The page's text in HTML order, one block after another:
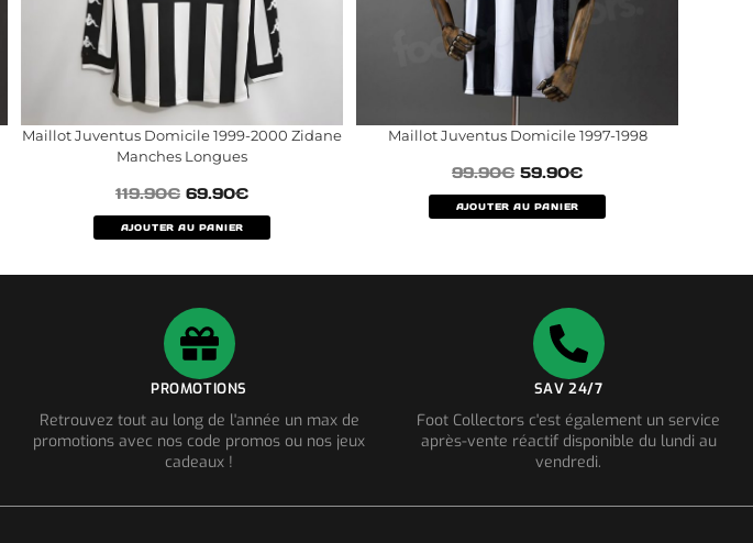
Maillot Juventus Domicile 1999-2000 Zidane
Manches Longues
119.90€ 69.90€
AJOUTER AU PANIER
Maillot Juventus Domicile 1997-1998
99.90€ 59.90€
AJOUTER AU PANIER
PROMOTIONS
Retrouvez tout au long de l'année un max de
promotions avec nos code promos ou nos jeux
cadeaux !
SAV 24/7
Foot Collectors c'est également un service
après-vente réactif disponible du lundi au
vendredi.